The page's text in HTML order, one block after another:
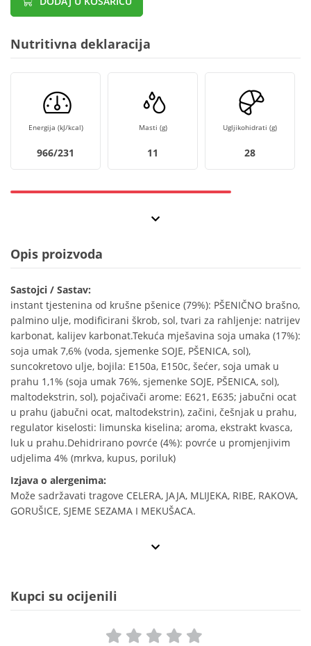
Nutritivna deklaracija
Energija (kJ/kcal)
966/231
Masti (g)
11
Ugljikohidrati (g)
28
Opis proizvoda
Sastojci / Sastav:
instant tjestenina od krušne pšenice (79%): PŠENIČNO brašno,
palmino ulje, modificirani škrob, sol, tvari za rahljenje: natrijev
karbonat, kalijev karbonat.Tekuća mješavina soja umaka (17%):
soja umak 7,6% (voda, sjemenke SOJE, PŠENICA, sol),
suncokretovo ulje, bojila: E150a, E150c, šećer, soja umak u
prahu 1,1% (soja umak 76%, sjemenke SOJE, PŠENICA, sol),
maltodekstrin, sol), pojačivači arome: E621, E635; jabučni ocat
u prahu (jabučni ocat, maltodekstrin), začini, češnjak u prahu,
regulator kiselosti: limunska kiselina; aroma, ekstrakt kvasca,
luk u prahu.Dehidrirano povrće (4%): povrće u promjenjivim
udjelima 4% (mrkva, kupus, poriluk)
Izjava o alergenima:
Može sadržavati tragove CELERA, JAJA, MLIJEKA, RIBE, RAKOVA,
GORUŠICE, SJEME SEZAMA I MEKUŠACA.
Kupci su ocijenili